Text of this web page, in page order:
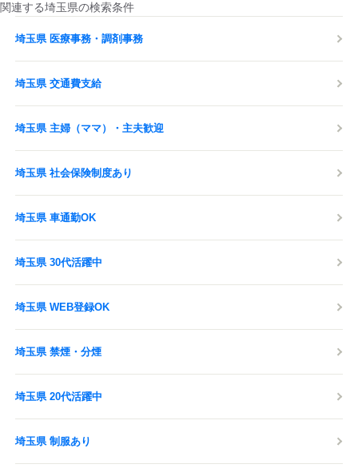
関連する埼玉県の検索条件
埼玉県 医療事務・調剤事務
埼玉県 交通費支給
埼玉県 主婦（ママ）・主夫歓迎
埼玉県 社会保険制度あり
埼玉県 車通勤OK
埼玉県 30代活躍中
埼玉県 WEB登録OK
埼玉県 禁煙・分煙
埼玉県 20代活躍中
埼玉県 制服あり